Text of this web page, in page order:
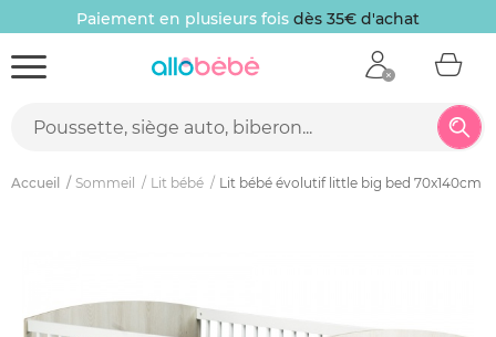
Paiement en plusieurs fois dès 35€ d'achat
Accueil Sommeil Lit bébé Lit bébé évolutif little big bed 70x140cm